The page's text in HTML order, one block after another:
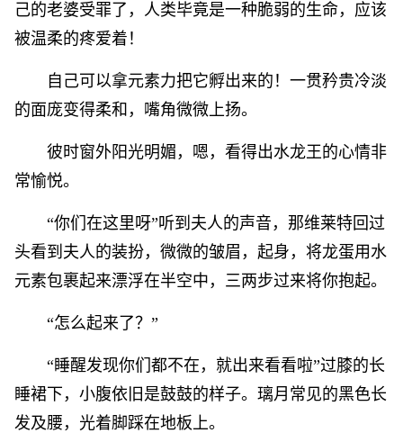
己的老婆受罪了，人类毕竟是一种脆弱的生命，应该
被温柔的疼爱着！
自己可以拿元素力把它孵出来的！一贯矜贵冷淡
的面庞变得柔和，嘴角微微上扬。
彼时窗外阳光明媚，嗯，看得出水龙王的心情非
常愉悦。
“你们在这里呀”听到夫人的声音，那维莱特回过
头看到夫人的装扮，微微的皱眉，起身，将龙蛋用水
元素包裹起来漂浮在半空中，三两步过来将你抱起。
“怎么起来了？”
“睡醒发现你们都不在，就出来看看啦”过膝的长
睡裙下，小腹依旧是鼓鼓的样子。璃月常见的黑色长
发及腰，光着脚踩在地板上。